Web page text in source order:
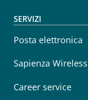
SERVIZI
Posta elettronica
Sapienza Wireless
Career service